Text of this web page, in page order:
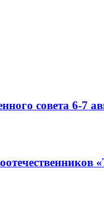
совета 6-7